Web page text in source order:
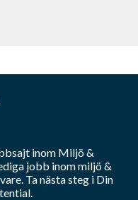
inom Miljö &
jobb inommiljö &
Ta nästa steg i Din